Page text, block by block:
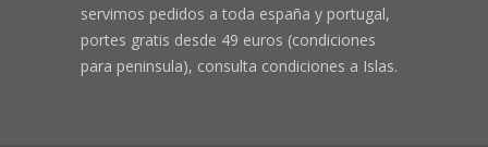
servimos pedidos a toda españa y portugal,
portes gratis desde 49 euros (condiciones
para peninsula), consulta condiciones a Islas.